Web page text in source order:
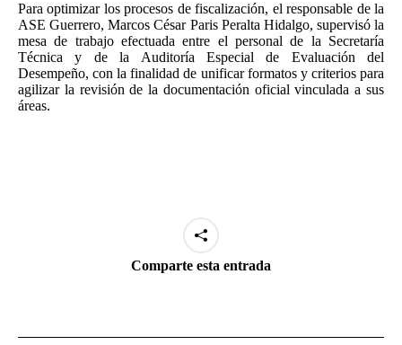
Para optimizar los procesos de fiscalización, el responsable de la
ASE Guerrero, Marcos César Paris Peralta Hidalgo, supervisó la
mesa de trabajo efectuada entre el personal de la Secretaría
Técnica y de la Auditoría Especial de Evaluación del
Desempeño, con la finalidad de unificar formatos y criterios para
agilizar la revisión de la documentación oficial vinculada a sus
áreas.
Comparte esta entrada